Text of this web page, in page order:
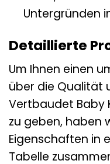
Untergründen
Detaillierte
Um Ihnen einen
über die Qualität
Vertbaudet Baby
zu geben, haben
Eigenschaften in
Tabelle